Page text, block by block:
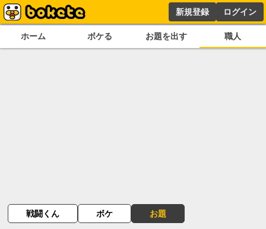
新規登録 ログイン
ホーム ボケる お題を出す 職人
戦闘くん ボケ お題